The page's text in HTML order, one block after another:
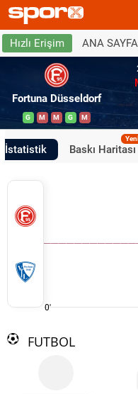
Hızlı Erişim ANA SAYFA
Fortuna Düsseldorf
G M M G M
İstatistik Baskı Haritası
Yeni
0'
FUTBOL